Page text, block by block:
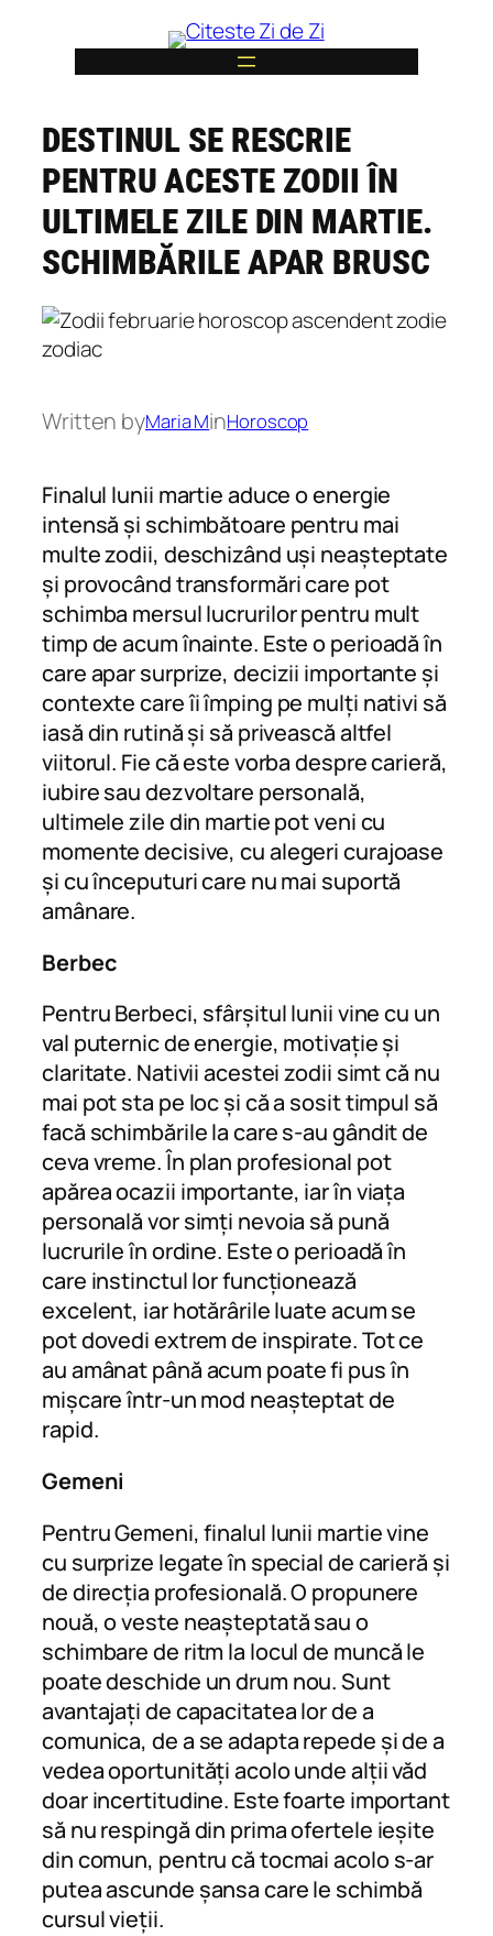
content
DESTINUL SE RESCRIE
PENTRU ACESTE ZODII ÎN
ULTIMELE ZILE DIN MARTIE.
SCHIMBĂRILE APAR BRUSC
Written byMaria MinHoroscop
Finalul lunii martie aduce o energie
intensă și schimbătoare pentru mai
multe zodii, deschizând uși neașteptate
și provocând transformări care pot
schimba mersul lucrurilor pentru mult
timp de acum înainte. Este o perioadă în
care apar surprize, decizii importante și
contexte care îi împing pe mulți nativi să
iasă din rutină și să privească altfel
viitorul. Fie că este vorba despre carieră,
iubire sau dezvoltare personală,
ultimele zile din martie pot veni cu
momente decisive, cu alegeri curajoase
și cu începuturi care nu mai suportă
amânare.
Berbec
Pentru Berbeci, sfârșitul lunii vine cu un
val puternic de energie, motivație și
claritate. Nativii acestei zodii simt că nu
mai pot sta pe loc și că a sosit timpul să
facă schimbările la care s-au gândit de
ceva vreme. În plan profesional pot
apărea ocazii importante, iar în viața
personală vor simți nevoia să pună
lucrurile în ordine. Este o perioadă în
care instinctul lor funcționează
excelent, iar hotărârile luate acum se
pot dovedi extrem de inspirate. Tot ce
au amânat până acum poate fi pus în
mișcare într-un mod neașteptat de
rapid.
Gemeni
Pentru Gemeni, finalul lunii martie vine
cu surprize legate în special de carieră și
de direcția profesională. O propunere
nouă, o veste neașteptată sau o
schimbare de ritm la locul de muncă le
poate deschide un drum nou. Sunt
avantajați de capacitatea lor de a
comunica, de a se adapta repede și de a
vedea oportunități acolo unde alții văd
doar incertitudine. Este foarte important
să nu respingă din prima ofertele ieșite
din comun, pentru că tocmai acolo s-ar
putea ascunde șansa care le schimbă
cursul vieții.